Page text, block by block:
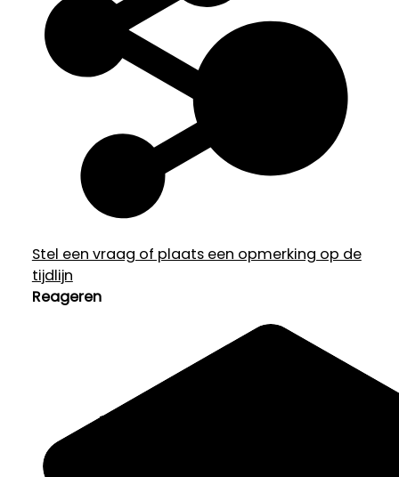
Stel een vraag of plaats een opmerking op de
tijdlijn
Reageren